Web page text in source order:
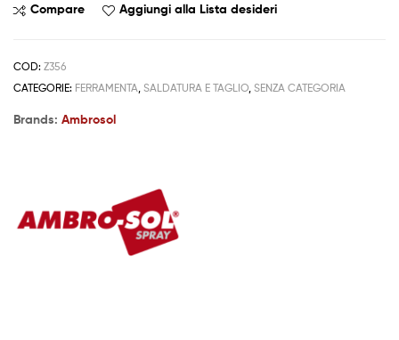
Compare Aggiungi alla Lista desideri
COD: Z356
CATEGORIE: FERRAMENTA, SALDATURA E TAGLIO, SENZA CATEGORIA
Brands: Ambrosol